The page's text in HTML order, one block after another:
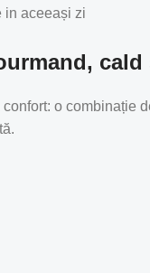
in aceeași zi
o